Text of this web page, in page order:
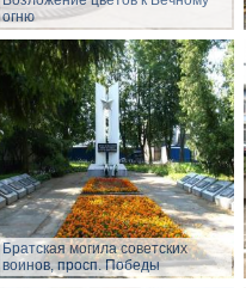
огню
Братская могила советских
воинов, просп. Победы